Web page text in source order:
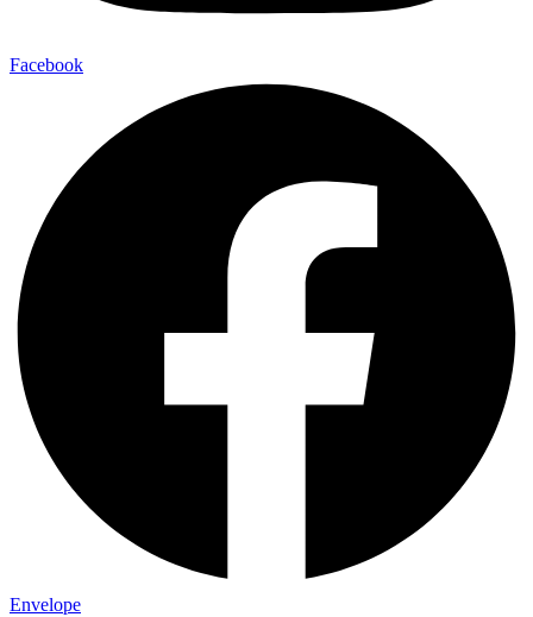
Facebook
Envelope